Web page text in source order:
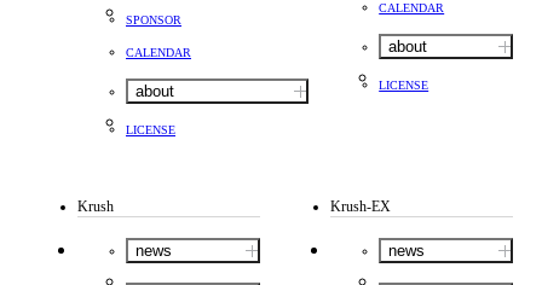
SPONSOR
CALENDAR
about
LICENSE
CALENDAR
about
LICENSE
Krush
news
Krush-EX
news